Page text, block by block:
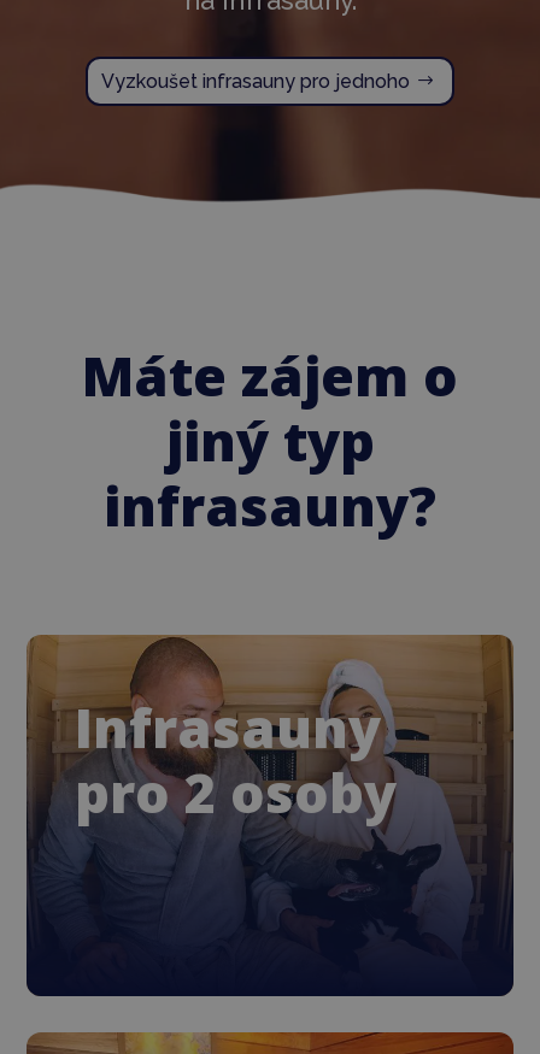
Vyzkoušet infrasauny pro jednoho
Máte zájem o
jiný typ
infrasauny?
Infrasauny
pro 2 osoby